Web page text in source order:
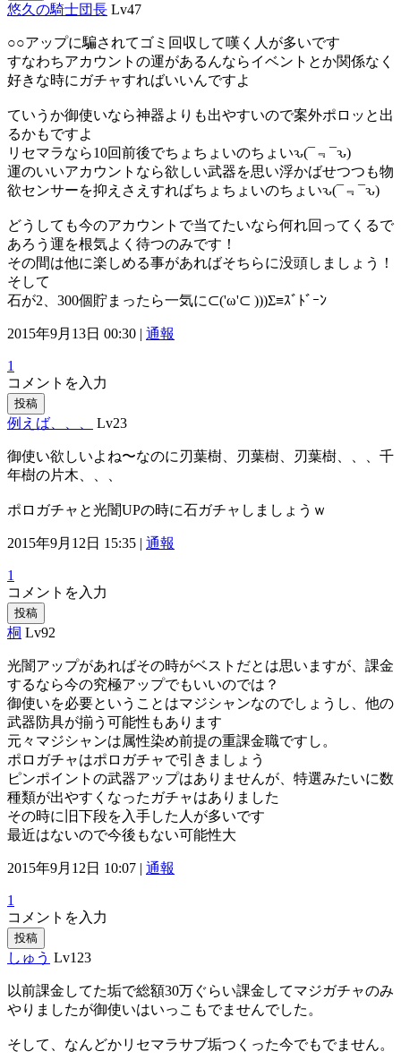
悠久の騎士団長 Lv47
○○アップに騙されてゴミ回収して嘆く人が多いです
すなわちアカウントの運があるんならイベントとか関係なく
好きな時にガチャすればいいんですよ
ていうか御使いなら神器よりも出やすいので案外ポロッと出
るかもですよ
リセマラなら10回前後でちょちょいのちょいԅ(¯﹃¯ԅ)
運のいいアカウントなら欲しい武器を思い浮かばせつつも物
欲センサーを抑えさえすればちょちょいのちょいԅ(¯﹃¯ԅ)
どうしても今のアカウントで当てたいなら何れ回ってくるで
あろう運を根気よく待つのみです！
その間は他に楽しめる事があればそちらに没頭しましょう！
そして
石が2、300個貯まったら一気に⊂('ω'⊂ )))Σ≡ｽﾞﾄﾞｰﾝ
2015年9月13日 00:30 | 通報
1
コメントを入力
投稿
例えば、、、 Lv23
御使い欲しいよね〜なのに刃葉樹、刃葉樹、刃葉樹、、、千
年樹の片木、、、
ポロガチャと光闇UPの時に石ガチャしましょうｗ
2015年9月12日 15:35 | 通報
1
コメントを入力
投稿
桐 Lv92
光闇アップがあればその時がベストだとは思いますが、課金
するなら今の究極アップでもいいのでは？
御使いを必要ということはマジシャンなのでしょうし、他の
武器防具が揃う可能性もあります
元々マジシャンは属性染め前提の重課金職ですし。
ポロガチャはポロガチャで引きましょう
ピンポイントの武器アップはありませんが、特選みたいに数
種類が出やすくなったガチャはありました
その時に旧下段を入手した人が多いです
最近はないので今後もない可能性大
2015年9月12日 10:07 | 通報
1
コメントを入力
投稿
しゅう Lv123
以前課金してた垢で総額30万ぐらい課金してマジガチャのみ
やりましたが御使いはいっこもでませんでした。
そして、なんどかリセマラサブ垢つくった今でもでません。